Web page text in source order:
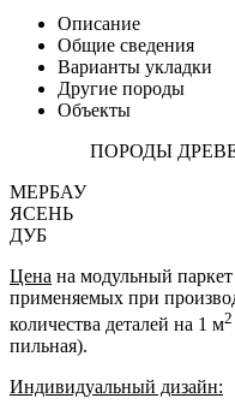
Описание
Общие сведения
Варианты укладки
Другие породы
Объекты
ПОРОДЫ
МЕРБАУ
ЯСЕНЬ
ДУБ
Цена на модульный паркет
применяемых при
количества деталей на 1 м2
пильная).
Индивидуальный дизайн: